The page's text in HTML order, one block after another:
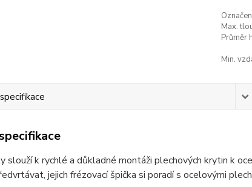
Max.
Průměr
Min.
slouží k rychlé a důkladné montáži plechových krytin k
jejich frézovací špička si poradí s ocelovými